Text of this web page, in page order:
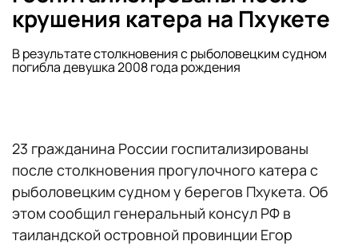
крушения катера на Пхукете
В результате столкновения с рыболовецким судном
погибла девушка 2008 года рождения
23 гражданина России госпитализированы
после столкновения прогулочного катера с
рыболовецким судном у берегов Пхукета. Об
этом сообщил генеральный консул РФ в
таиландской островной провинции Егор